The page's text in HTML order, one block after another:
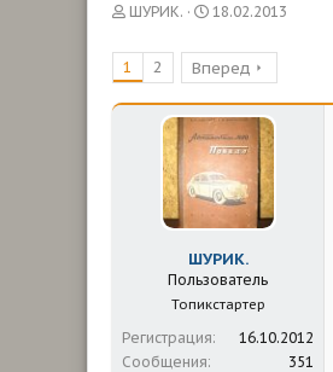
А
т
о
р
т
ШУРИК.
Д
т
а
н
а
ч
а
л
а
18.02.2013
1 2 Вперед
ШУРИК.
Пользователь
Топикстартер
Регистрация
16.10.2012
Сообщения
351